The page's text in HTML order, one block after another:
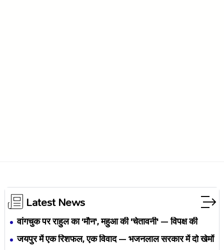
Latest News
वांगचुक पर राहुल का 'मौन', महुआ की 'चेतावनी' — विपक्ष की
एकता BJP का नैरेटिव बदलने से पहले बिखर रही है?
जयपुर में एक रिशफल, एक विवाद — भजनलाल सरकार में दो खेमों